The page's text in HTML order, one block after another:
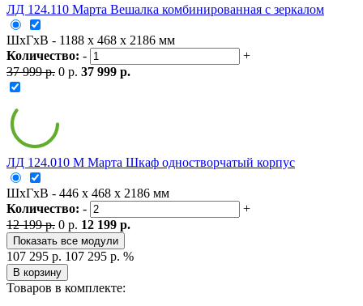
ЛД 124.110 Марта Вешалка комбинированная с зеркалом
ШxГxВ - 1188 x 468 x 2186 мм
Количество: -
+
37 999 р. 0 р. 37 999 р.
ЛД 124.010 М Марта Шкаф одностворчатый корпус
ШxГxВ - 446 x 468 x 2186 мм
Количество: -
+
12 199 р. 0 р. 12 199 р.
Показать все модули
107 295 р. 107 295 р. %
В корзину
Товаров в комплекте: